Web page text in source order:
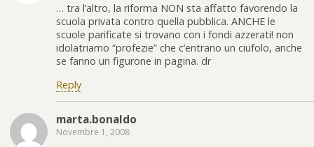
… tra l’altro, la riforma NON sta affatto favorendo la
scuola privata contro quella pubblica. ANCHE le
scuole parificate si trovano con i fondi azzerati! non
idolatriamo “profezie” che c’entrano un ciufolo, anche
se fanno un figurone in pagina. dr
Reply
marta.bonaldo
Novembre 1, 2008